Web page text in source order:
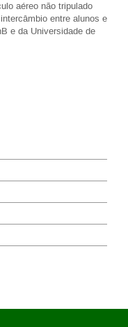
aéreo não tripulado
entre alunos e
e da Universidade de